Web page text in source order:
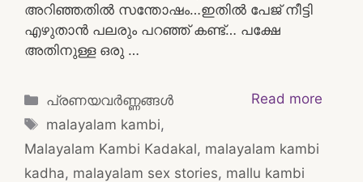
അറിഞ്ഞതിൽ സന്തോഷം…ഇതിൽ പേജ് നീട്ടി
എഴുതാൻ പലരും പറഞ്ഞ് കണ്ട്… പക്ഷേ
അതിനുള്ള ഒരു …
Read more
Categories
പ്രണയവർണ്ണങ്ങൾ
Tags
malayalam kambi,
Malayalam Kambi Kadakal, malayalam kambi
kadha, malayalam sex stories, mallu kambi